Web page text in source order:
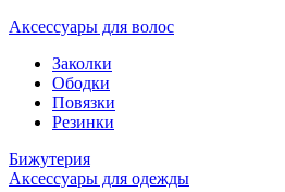
Аксессуары для волос
Заколки
Ободки
Повязки
Резинки
Бижутерия
Аксессуары для одежды